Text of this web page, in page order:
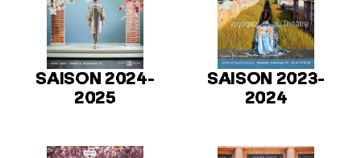
SAISON 2024-
2025
SAISON 2023-
2024